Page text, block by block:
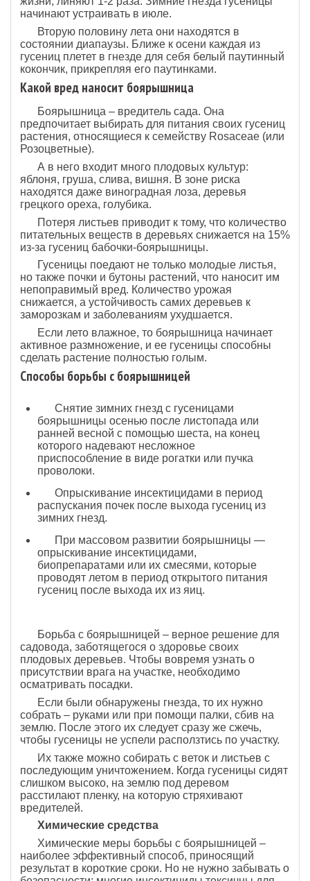
начинают ус­траивать в июле.
Вторую половину лета они нахо­дятся в
состоянии диапаузы. Ближе к осени каждая из
гусениц плетет в гнезде для себя белый паутин­ный
кокончик, прикрепляя его паутинками.
Какой вред наносит боярышница
Боярышница – вредитель сада. Она
предпочитает выбирать для питания своих гусениц
растения, относящиеся к семейству Rosaceae (или
Розоцветные).
А в него входит много плодовых культур:
яблоня, груша, слива, вишня. В зоне риска
находятся даже виноградная лоза, деревья
грецкого ореха, голубика.
Потеря листьев приводит к тому, что количество
питательных веществ в деревьях снижается на 15%
из-за гусениц бабочки-боярышницы.
Гусеницы поедают не только молодые листья,
но также почки и бутоны растений, что наносит им
непоправимый вред. Количество урожая
снижается, а устойчивость самих деревьев к
заморозкам и заболеваниям ухудшается.
Если лето влажное, то боярышница начинает
активное размножение, и ее гусеницы способны
сделать растение полностью голым.
Способы борьбы с боярышницей
Снятие зимних гнезд с гусеницами
боярышницы осенью после листопада или
ранней весной с помощью шеста, на конец
которого надевают несложное
приспособление в виде рогатки или пучка
проволоки.
Опрыскивание инсектицидами в период
распус­кания почек после выхода гусениц из
зимних гнезд.
При массовом развитии боярышницы —
опрыскива­ние инсектицидами,
биопрепаратами или их сме­сями, которые
проводят летом в период открыто­го питания
гусениц после выхода их из яиц.
Борьба с боярышницей – верное решение для
садовода, заботящегося о здоровье своих
плодовых деревьев. Чтобы вовремя узнать о
присутствии врага на участке, необходимо
осматривать посадки.
Если были обнаружены гнезда, то их нужно
собрать – руками или при помощи палки, сбив на
землю. После этого их следует сразу же сжечь,
чтобы гусеницы не успели расползтись по участку.
Их также можно собирать с веток и листьев с
последующим уничтожением. Когда гусеницы сидят
слишком высоко, на землю под деревом
расстилают пленку, на которую стряхивают
вредителей.
Химические средства
Химические меры борьбы с боярышницей –
наиболее эффективный способ, приносящий
результат в короткие сроки. Но не нужно забывать о